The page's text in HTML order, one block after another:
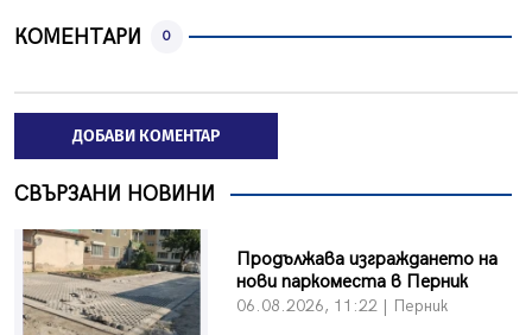
КОМЕНТАРИ 0
ДОБАВИ КОМЕНТАР
СВЪРЗАНИ НОВИНИ
Продължава изграждането на
нови паркоместа в Перник
06.08.2026, 11:22 | Перник